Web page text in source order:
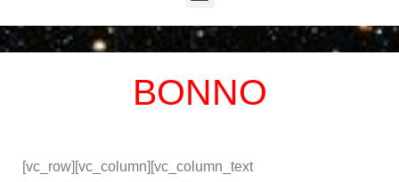
BONNO
[vc_row][vc_column][vc_column_text